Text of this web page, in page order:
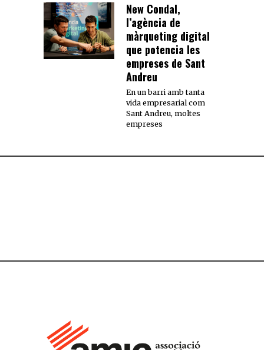
New Condal,
l’agència de
màrqueting digital
que potencia les
empreses de Sant
Andreu
En un barri amb tanta
vida empresarial com
Sant Andreu, moltes
empreses